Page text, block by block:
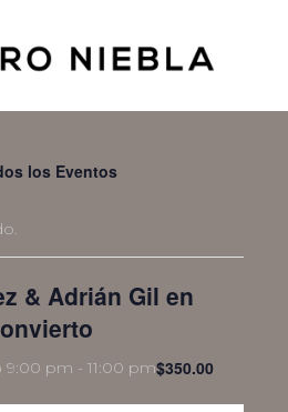
los Eventos
& Adrián Gil en
9:00 pm - 11:00 pm$350.00